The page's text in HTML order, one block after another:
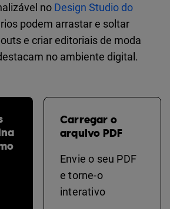
no Design Studio do
podem arrastar e soltar
e criar editoriais de moda
no ambiente digital.
Carregar o
arquivo PDF
Envie o seu PDF
e torne-o
interativo